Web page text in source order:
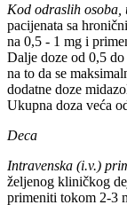
Kod odraslih osoba,
pacijenata sa
na 0,5 - 1 mg i
Dalje doze od 0,5
na to da se
dodatne doze
Ukupna doza veća
Deca
Intravenska (i.v.)
željenog kliničkog
primeniti tokom 2-3